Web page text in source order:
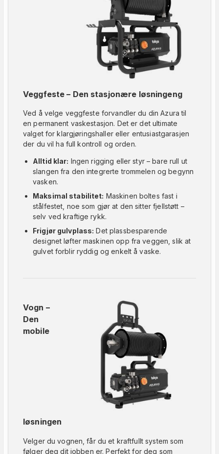
Veggfeste – Den stasjonære løsningeng
Ved å velge veggfeste forvandler du din Azura til
en permanent vaskestasjon. Det er det ultimate
valget for klargjøringshaller eller entusiastgarasjen
der du vil ha full kontroll og orden.
Alltid klar: Ingen rigging eller styr – bare rull ut
slangen fra den integrerte trommelen og begynn
vasken.
Maksimal stabilitet: Maskinen boltes fast i
stålfestet, noe som gjør at den sitter fjellstøtt –
selv ved kraftige rykk.
Frigjør gulvplass: Det plassbesparende
designet løfter maskinen opp fra veggen, slik at
gulvet forblir ryddig og enkelt å vaske.
Vogn –
Den
mobile
løsningen
Velger du vognen, får du et kraftfullt system som
følger deg dit jobben er. Perfekt for deg som